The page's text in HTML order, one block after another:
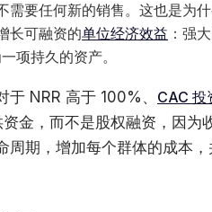
需要任何新的销售。这也是为
长可融资的单位经济效益 ：强
项持久的资产。
NRR 高于 100%、 CAC 投
金，而不是股权融资，因
期，增加每个群体的成本，